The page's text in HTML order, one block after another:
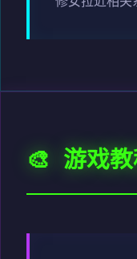
🎨 游戏